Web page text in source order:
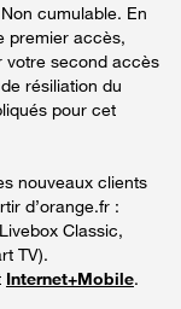
cumulable. En
premier accès,
votre second accès
résiliation du
pour cet
nouveaux clients
d’orange.fr :
Classic,
TV).
Internet+Mobile.